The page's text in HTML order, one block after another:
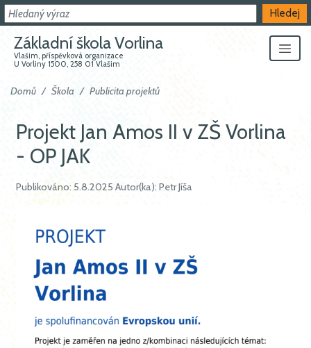
Hledat
Hledej
Základní škola Vorlina
Vlašim, příspěvková organizace
U Vorliny 1500, 258 01 Vlašim
Domů Škola Publicita projektů
Projekt Jan Amos II v ZŠ Vorlina
- OP JAK
Publikováno: 5.8.2025 Autor(ka): Petr Jíša